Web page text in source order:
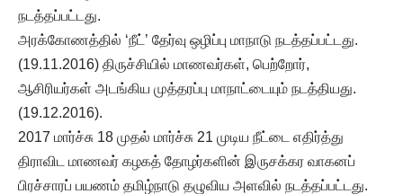
நடத்தப்பட்டது.
அரக்கோணத்தில் ‘நீட்’ தேர்வு ஒழிப்பு மாநாடு நடத்தப்பட்டது.
(19.11.2016) திருச்சியில் மாணவர்கள், பெற்றோர்,
ஆசிரியர்கள் அடங்கிய முத்தரப்பு மாநாட்டையும் நடத்தியது.
(19.12.2016).
2017 மார்ச்சு 18 முதல் மார்ச்சு 21 முடிய நீட்டை எதிர்த்து
திராவிட மாணவர் கழகத் தோழர்களின் இருசக்கர வாகனப்
பிரச்சாரப் பயணம் தமிழ்நாடு தழுவிய அளவில் நடத்தப்பட்டது.